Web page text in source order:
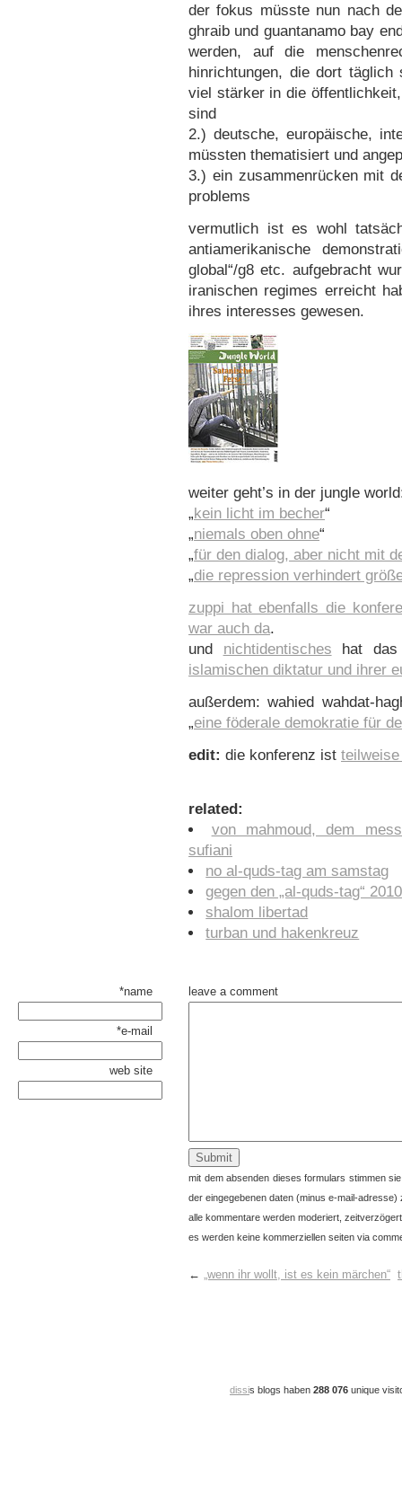
der fokus müsste nun nach
ghraib und guantanamo bay
werden, auf die
hinrichtungen, die dort täglich
viel stärker in die
sind
2.) deutsche, europäische,
müssten thematisiert und
3.) ein zusammenrücken mit
problems
vermutlich ist es wohl
antiamerikanische
global“/g8 etc. aufgebracht
iranischen regimes erreicht
ihres interesses gewesen.
weiter geht’s in der jungle
„kein licht im becher“
„niemals oben ohne“
„für den dialog, aber nicht mit
„die repression verhindert
zuppi hat ebenfalls die
war auch da.
und nichtidentisches hat das
islamischen diktatur und ihrer
außerdem: wahied wahdat-
„eine föderale demokratie für
edit: die konferenz ist
related:
von mahmoud, dem
sufiani
no al-quds-tag am samstag
gegen den „al-quds-tag“ 2010
shalom libertad
turban und hakenkreuz
*name
*e-mail
web site
leave a comment
mit dem absenden dieses formulars stimmen
der eingegebenen daten (minus e-mail-adresse)
alle kommentare werden moderiert,
es werden keine kommerziellen seiten via
← „wenn ihr wollt, ist es kein märchen“
dissis blogs haben 288 076 unique